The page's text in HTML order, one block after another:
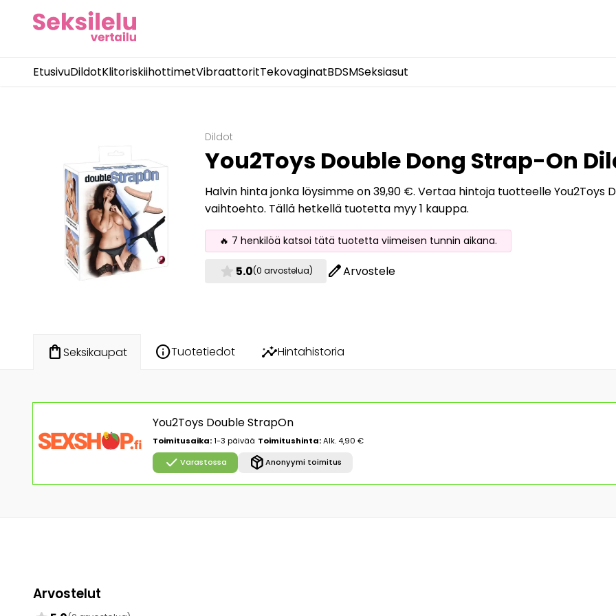
EtusivuDildotKlitoriskiihottimetVibraattoritTekovaginatBDSMSeksiasut
Dildot
You2Toys Double Dong Strap-On
Halvin hinta jonka löysimme on 39,90 €. Vertaa hintoja tuotteelle You2Toys
vaihtoehto. Tällä hetkellä tuotetta myy 1 kauppa.
🔥 7 henkilöä katsoi tätä tuotetta viimeisen tunnin aikana.
star 5.0(0 arvostelua) editArvostele
shopping_bagSeksikaupat infoTuotetiedot insightsHintahistoria
You2Toys Double StrapOn
Toimitusaika:1-3 päivää Toimitushinta:Alk. 4,90 €
check Varastossa package_2Anonyymi toimitus
Arvostelut